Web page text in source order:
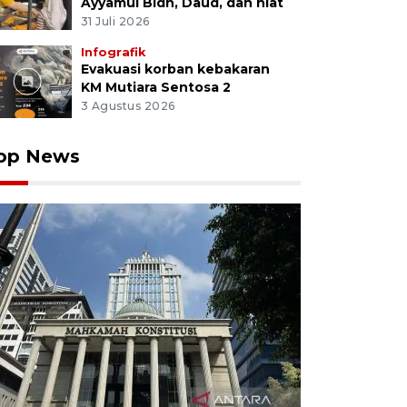
31 Juli 2026
Infografik
Evakuasi korban kebakaran
KM Mutiara Sentosa 2
3 Agustus 2026
News